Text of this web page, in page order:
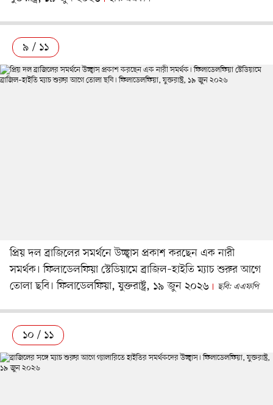
৯ / ১১
প্রিয় দল ব্রাজিলের সমর্থনে উচ্ছ্বাস প্রকাশ করছেন এক নারী
সমর্থক। ফিলাডেলফিয়া স্টেডিয়ামে ব্রাজিল–হাইতি ম্যাচ শুরুর আগে
তোলা ছবি। ফিলাডেলফিয়া, যুক্তরাষ্ট্র, ১৯ জুন ২০২৬
ছবি: এএফপি
১০ / ১১